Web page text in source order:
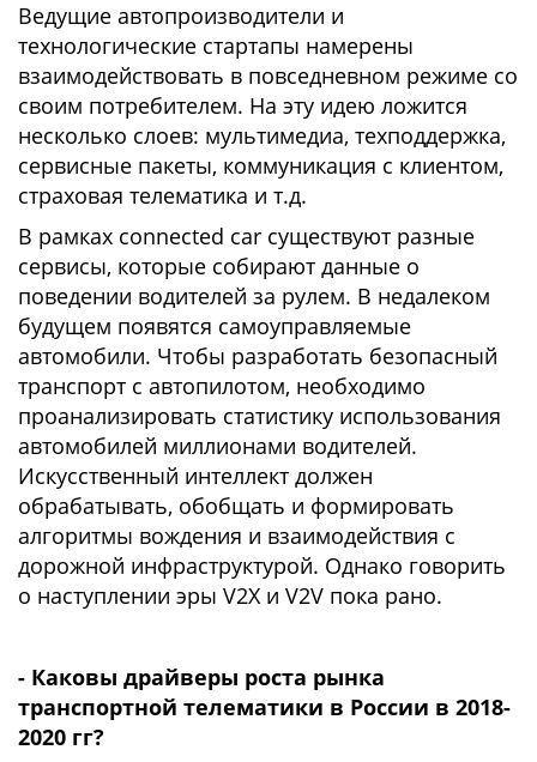
Ведущие автопроизводители и
технологические стартапы намерены
взаимодействовать в повседневном режиме со
своим потребителем. На эту идею ложится
несколько слоев: мультимедиа, техподдержка,
сервисные пакеты, коммуникация с клиентом,
страховая телематика и т.д.
В рамках connected car существуют разные
сервисы, которые собирают данные о
поведении водителей за рулем. В недалеком
будущем появятся самоуправляемые
автомобили. Чтобы разработать безопасный
транспорт с автопилотом, необходимо
проанализировать статистику использования
автомобилей миллионами водителей.
Искусственный интеллект должен
обрабатывать, обобщать и формировать
алгоритмы вождения и взаимодействия с
дорожной инфраструктурой. Однако говорить
о наступлении эры V2X и V2V пока рано.
- Каковы драйверы роста рынка
транспортной телематики в России в 2018-
2020 гг?